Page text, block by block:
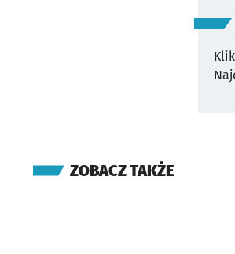
ZOBACZ TAKŻE